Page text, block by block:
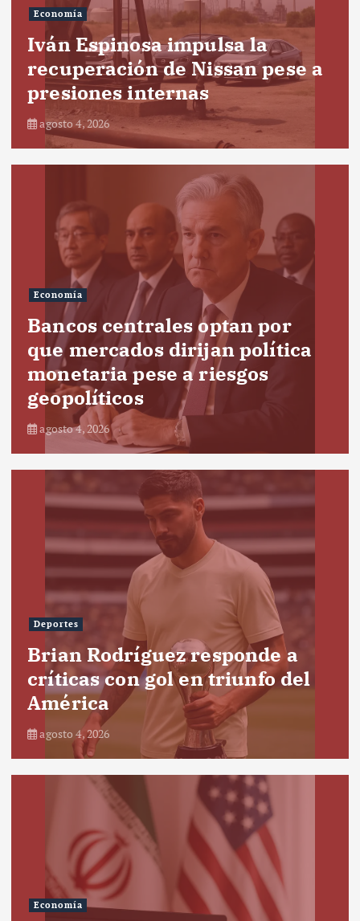
Economía
Iván Espinosa impulsa la
recuperación de Nissan pese a
presiones internas
agosto 4, 2026
Economía
Bancos centrales optan por
que mercados dirijan política
monetaria pese a riesgos
geopolíticos
agosto 4, 2026
Deportes
Brian Rodríguez responde a
críticas con gol en triunfo del
América
agosto 4, 2026
Economía